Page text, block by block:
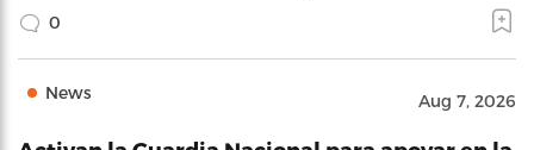
0
News Aug 7, 2026